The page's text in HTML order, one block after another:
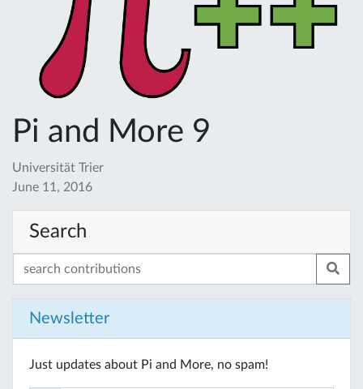
Pi and More 9
Universität Trier
June 11, 2016
Search
Newsletter
Just updates about Pi and More, no spam!